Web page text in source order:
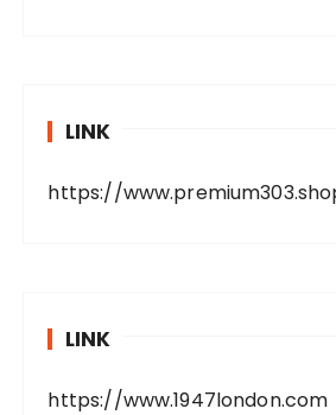
LINK
https://
LINK
https://www.1947london.com